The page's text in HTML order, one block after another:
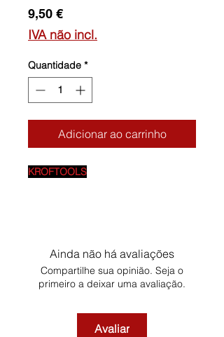
9,50 €Preço
IVA não incl.
Quantidade *
Adicionar ao carrinho
KROFTOOLS
Ainda não há avaliações
Compartilhe sua opinião. Seja o
primeiro a deixar uma avaliação.
Avaliar